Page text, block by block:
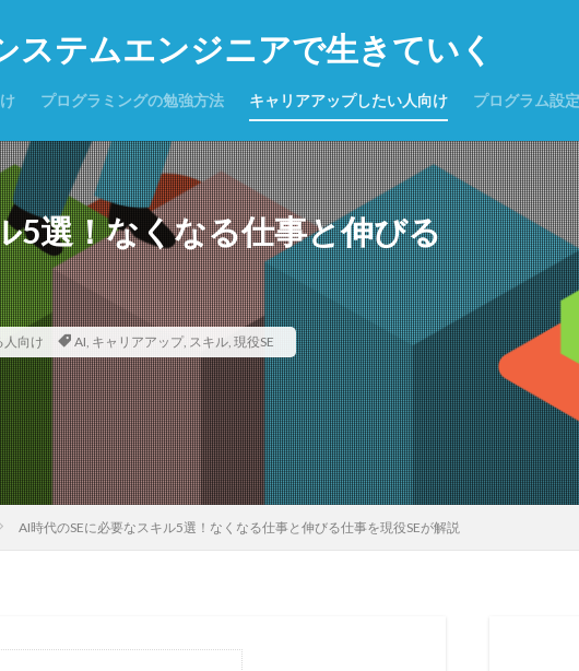
ステムエンジニアで生きていく
プログラミングの勉強方法 キャリアアップしたい人向け プログラム設
5選！なくなる仕事と伸びる
人向け AI, キャリアアップ, スキル, 現役SE
AI時代のSEに必要なスキル5選！なくなる仕事と伸びる仕事を現役SEが解説